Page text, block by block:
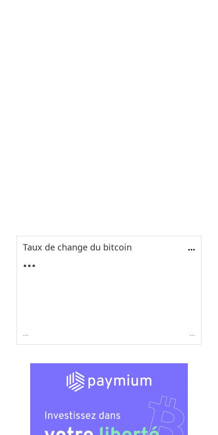
Taux de change du bitcoin ...
...
... ...